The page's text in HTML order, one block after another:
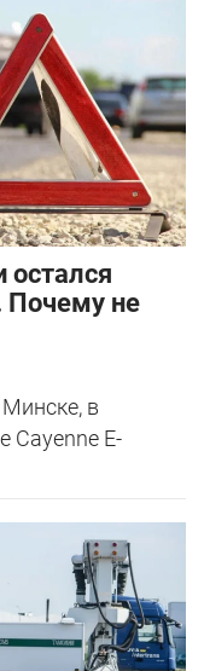
остался
Почему не
в
Cayenne E-